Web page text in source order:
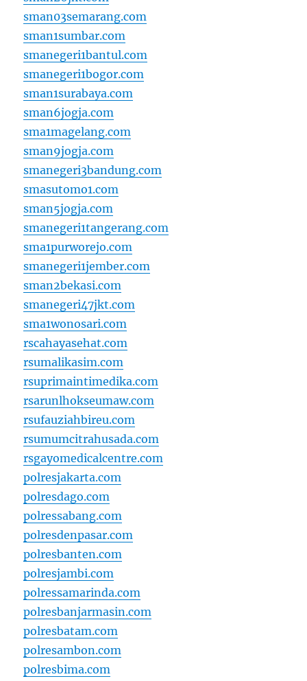
sman03semarang.com
sman1sumbar.com
smanegeri1bantul.com
smanegeri1bogor.com
sman1surabaya.com
sman6jogja.com
sma1magelang.com
sman9jogja.com
smanegeri3bandung.com
smasutomo1.com
sman5jogja.com
smanegeri1tangerang.com
sma1purworejo.com
smanegeri1jember.com
sman2bekasi.com
smanegeri47jkt.com
sma1wonosari.com
rscahayasehat.com
rsumalikasim.com
rsuprimaintimedika.com
rsarunlhokseumaw.com
rsufauziahbireu.com
rsumumcitrahusada.com
rsgayomedicalcentre.com
polresjakarta.com
polresdago.com
polressabang.com
polresdenpasar.com
polresbanten.com
polresjambi.com
polressamarinda.com
polresbanjarmasin.com
polresbatam.com
polresambon.com
polresbima.com